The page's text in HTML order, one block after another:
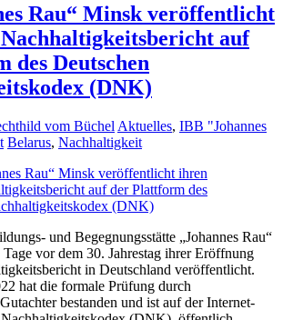
Rau“ Minsk veröffentlicht
auf
des Deutschen
(DNK)
vom Büchel Aktuelles, IBB "Johannes
Belarus, Nachhaltigkeit
und Begegnungsstätte „Johannes Rau“
vor dem 30. Jahrestag ihrer Eröffnung
in Deutschland veröffentlicht.
hat die formale Prüfung durch
bestanden und ist auf der Internet-